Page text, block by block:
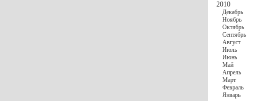
2010
Декабрь
Ноябрь
Октябрь
Сентябрь
Август
Июль
Июнь
Май
Апрель
Март
Февраль
Январь